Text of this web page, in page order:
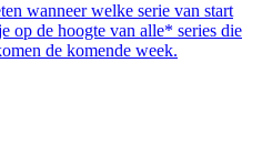
wanneer welke serie van start
op de hoogte van alle* series die
de komende week.